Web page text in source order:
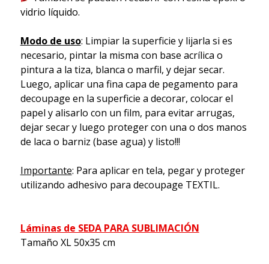
vidrio líquido.
Modo de uso: Limpiar la superficie y lijarla si es
necesario, pintar la misma con base acrílica o
pintura a la tiza, blanca o marfil, y dejar secar.
Luego, aplicar una fina capa de pegamento para
decoupage en la superficie a decorar, colocar el
papel y alisarlo con un film, para evitar arrugas,
dejar secar y luego proteger con una o dos manos
de laca o barniz (base agua) y listo!!!
Importante: Para aplicar en tela, pegar y proteger
utilizando adhesivo para decoupage TEXTIL.
Láminas de SEDA PARA SUBLIMACIÓN
Tamaño XL 50x35 cm